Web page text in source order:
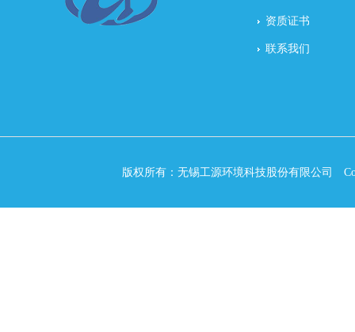
资质证书
联系我们
版权所有：无锡工源环境科技股份有限公司